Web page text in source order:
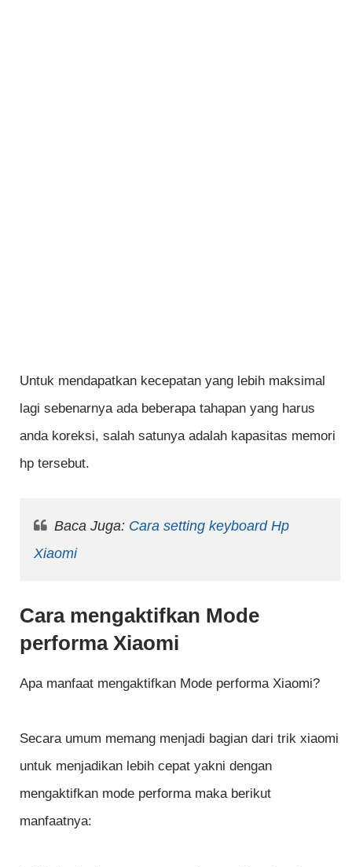
Untuk mendapatkan kecepatan yang lebih maksimal
lagi sebenarnya ada beberapa tahapan yang harus
anda koreksi, salah satunya adalah kapasitas memori
hp tersebut.
Baca Juga: Cara setting keyboard Hp
Xiaomi
Cara mengaktifkan Mode
performa Xiaomi
Apa manfaat mengaktifkan Mode performa Xiaomi?
Secara umum memang menjadi bagian dari trik xiaomi
untuk menjadikan lebih cepat yakni dengan
mengaktifkan mode performa maka berikut
manfaatnya: